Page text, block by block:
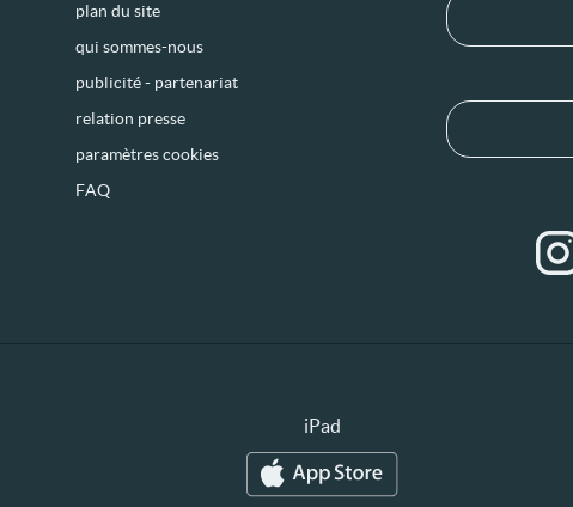
plan du site
qui sommes-nous
publicité - partenariat
relation presse
paramètres cookies
FAQ
iPad